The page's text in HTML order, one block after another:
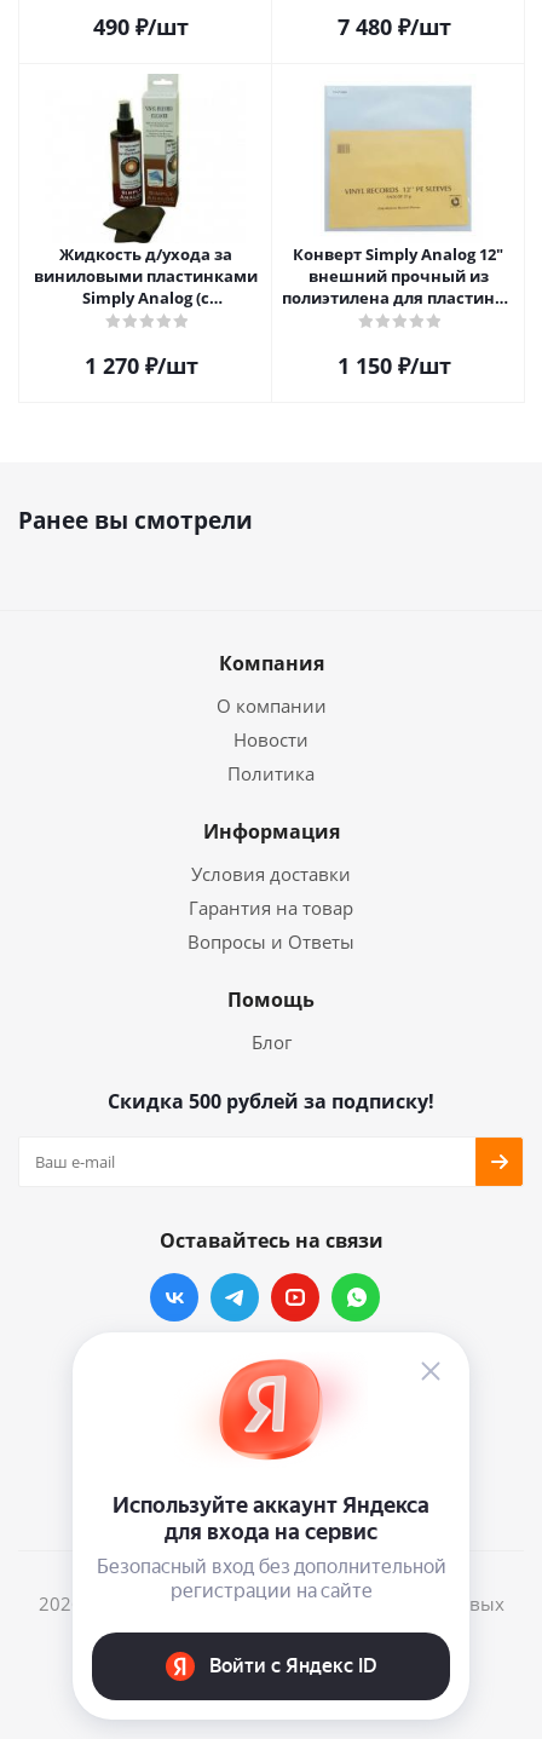
490 ₽/шт 7 480₽/шт
Жидкость д/ухода за
виниловыми пластинками
Simply Analog (с
распылителем, 200 мл) и
1 270₽/шт
Конверт Simply Analog 12"
внешний прочный из
полиэтилена для пластинок
(25шт)
1 150₽/шт
Ранее вы смотрели
Компания
О компании
Новости
Политика
Информация
Условия доставки
Гарантия на товар
Вопросы и Ответы
Помощь
Блог
Скидка 500 рублей за подписку!
Оставайтесь на связи
Наши контакты
info@vinylmarkt.ru
2026 © Винилмаркт - интернет-магазин виниловых
пластинок